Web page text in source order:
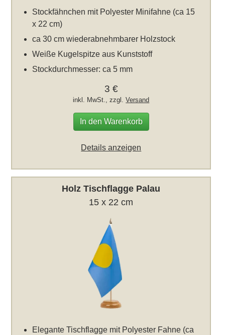
Stockfähnchen mit Polyester Minifahne (ca 15
x 22 cm)
ca 30 cm wiederabnehmbarer Holzstock
Weiße Kugelspitze aus Kunststoff
Stockdurchmesser: ca 5 mm
3 €
inkl. MwSt., zzgl.Versand
In den Warenkorb
Details anzeigen
Holz Tischflagge Palau
15 x 22 cm
Elegante Tischflagge mit Polyester Fahne (ca